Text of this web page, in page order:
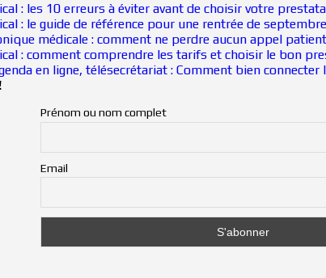
: les 10 erreurs à éviter avant de choisir votre
: le guide de référence pour une rentrée de
médicale : comment ne perdre aucun appel
: comment comprendre les tarifs et choisir le bon
en ligne, télésecrétariat : Comment bien
Prénom ou nom complet
Email